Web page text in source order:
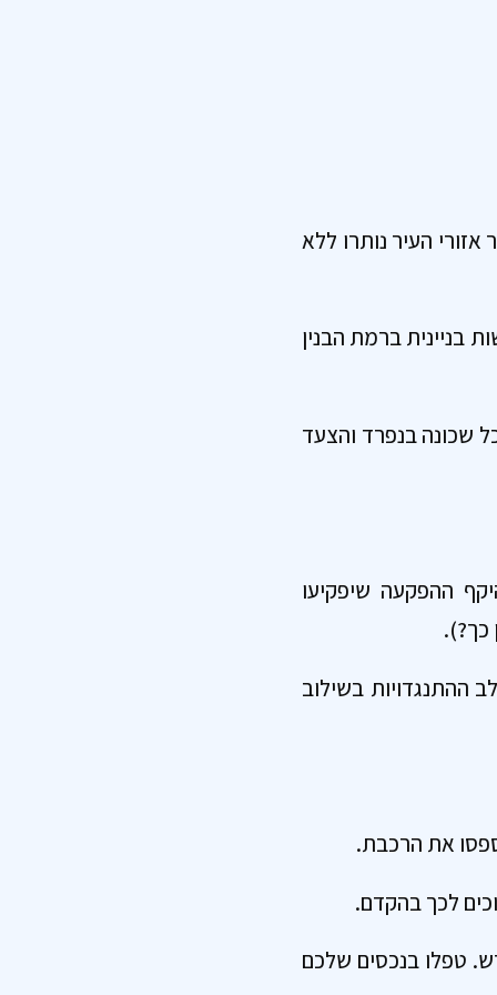
לחול ולחייב, יתר אזורי העיר נותרו ללא
שתאפשר ביצוע התחדשות בניינית ברמת הבנין
שכונה בנפרד והצעד
ההפקעה שיפקיעו
כך?).
ההתנגדויות בשילוב
את הרכבת.
טפלו בנכסים שלכם